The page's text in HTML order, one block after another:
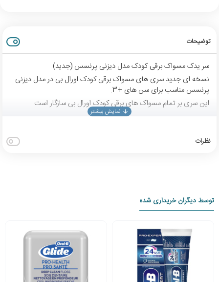
توضیحات
سر یدک مسواک برقی کودک مدل دیزنی پرنسس (جدید)
نسخه ای جدید سری های مسواک برقی کودک اورال بی در مدل دیزنی
پرنسس مناسب برای سن های +3.
این سری بر تمام مسواک های برقی کودک اورال بی سازگار است
نظرات
توسط دیگران خریداری شده